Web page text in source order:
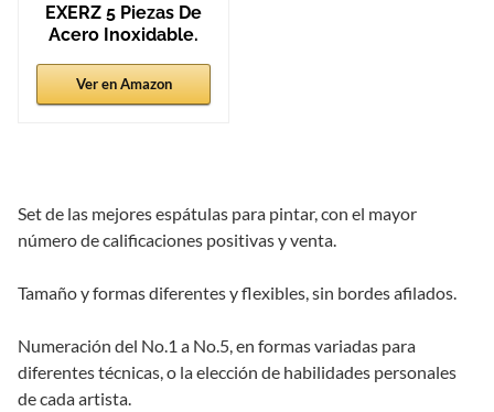
EXERZ 5 Piezas De
Acero Inoxidable.
Ver en Amazon
Set de las mejores espátulas para pintar, con el mayor
número de calificaciones positivas y venta.
Tamaño y formas diferentes y flexibles, sin bordes afilados.
Numeración del No.1 a No.5, en formas variadas para
diferentes técnicas, o la elección de habilidades personales
de cada artista.